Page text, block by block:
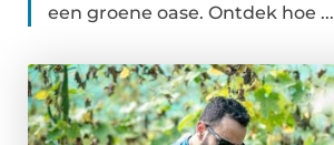
een groene oase. Ontdek hoe ...